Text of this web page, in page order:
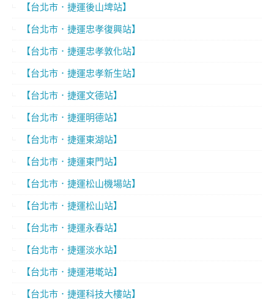
【台北市．捷運後山埤站】
【台北市．捷運忠孝復興站】
【台北市．捷運忠孝敦化站】
【台北市．捷運忠孝新生站】
【台北市．捷運文德站】
【台北市．捷運明德站】
【台北市．捷運東湖站】
【台北市．捷運東門站】
【台北市．捷運松山機場站】
【台北市．捷運松山站】
【台北市．捷運永春站】
【台北市．捷運淡水站】
【台北市．捷運港墘站】
【台北市．捷運科技大樓站】